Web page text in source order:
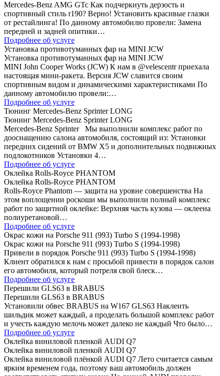
Mercedes-Benz AMG GTc Как подчеркнуть дерзость и
спортивный стиль r190? Верно! Установить красивые глазки
от рестайлинга! По данному автомобилю провели: Замена
передней и задней опитики…
Подробнее об услуге
Установка противотуманных фар на MINI JCW
Установка противотуманных фар на MINI JCW
MINI John Cooper Works (JCW) К нам в @velescentr приехала
настоящая мини-ракета. Версия JCW славится своим
спортивным видом и динамическими характеристиками По
данному автомобилю провели:…
Подробнее об услуге
Тюнинг Mercedes-Benz Sprinter LONG
Тюнинг Mercedes-Benz Sprinter LONG
Mercedes-Benz Sprinter Мы выполнили комплекс работ по
дооснащению салона автомобиля, состоящий из: Установки
передних сидений от BMW Х5 и дополнительных подвижных
подлокотников Установки 4…
Подробнее об услуге
Оклейка Rolls-Royce PHANTOM
Оклейка Rolls-Royce PHANTOM
Rolls-Royce Phantom — защита на уровне совершенства На
этом воплощении роскоши мы выполнили полный комплекс
работ по защитной оклейке: Верхняя часть кузова — оклеена
полиуретановой…
Подробнее об услуге
Окрас кожи на Porsche 911 (993) Turbo S (1994-1998)
Окрас кожи на Porsche 911 (993) Turbo S (1994-1998)
Привели в порядок Porsche 911 (993) Turbo S (1994-1998)
Клиент обратился к нам с просьбой привести в порядок салон
его автомобиля, который потреля свой блеск…
Подробнее об услуге
Перешили GLS63 в BRABUS
Перешили GLS63 в BRABUS
Установили обвес BRABUS на W167 GLS63 Наклеить
шильдик может каждый, а проделать большой комплекс работ
и учесть каждую мелочь может далеко не каждый Что было…
Подробнее об услуге
Оклейка виниловой пленкой AUDI Q7
Оклейка виниловой пленкой AUDI Q7
Оклейка виниловой плёнкой AUDI Q7 Лето считается самым
ярким временем года, поэтому ваш автомобиль должен